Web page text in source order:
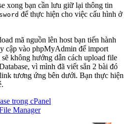
xong bạn cần lưu giữ lại thông tin
để thực hiện cho việc cấu hình ở
mã nguồn lên host bạn tiến hành
cập vào phpMyAdmin để import
không hướng dẫn cách upload file
vì mình đã viết sẳn 2 bài đó
tương ứng bên dưới. Bạn thực hiện
trong cPanel
Manager